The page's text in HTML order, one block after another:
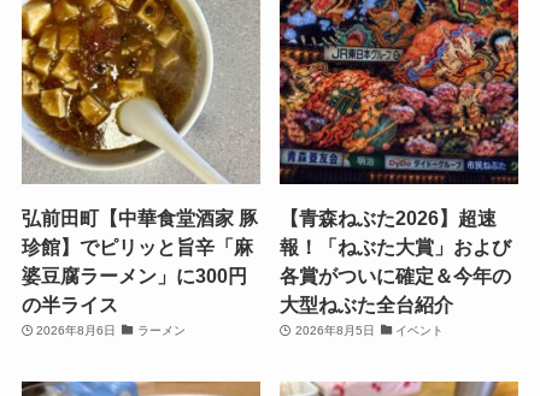
弘前田町【中華食堂酒家 豚
珍館】でピリッと旨辛「麻
婆豆腐ラーメン」に300円
の半ライス
2026年8月6日 ラーメン
【青森ねぶた2026】超速
報！「ねぶた大賞」および
各賞がついに確定＆今年の
大型ねぶた全台紹介
2026年8月5日 イベント